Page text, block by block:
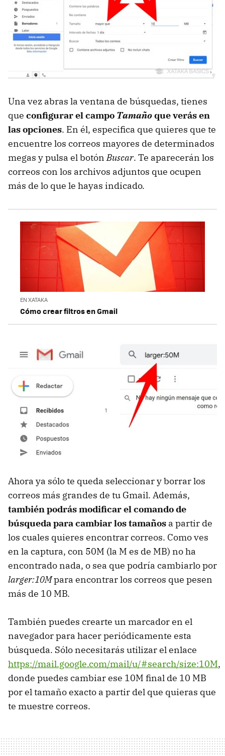
Una vez abras la ventana de búsquedas, tienes
que configurar el campo Tamañoque verás en
las opciones. En él, especifica que quieres que te
encuentre los correos mayores de determinados
megas y pulsa el botónBuscar. Te aparecerán los
correos con los archivos adjuntos que ocupen
más de lo que le hayas indicado.
EN XATAKA
Cómo crear filtros en Gmail
Ahora ya sólo te queda seleccionar y borrar los
correos más grandes de tu Gmail. Además,
también podrás modificar el comando de
búsqueda para cambiar los tamaños a partir de
los cuales quieres encontrar correos. Como ves
en la captura, con 50M (la M es de MB) no ha
encontrado nada, o sea que podría cambiarlo por
larger:10Mpara encontrar los correos que pesen
más de 10 MB.
También puedes crearte un marcador en el
navegador para hacer periódicamente esta
búsqueda. Sólo necesitarás utilizar el enlace
https://mail.google.com/mail/u/#search/size:10M,
donde puedes cambiar ese 10M final de 10 MB
por el tamaño exacto a partir del que quieras que
te muestre correos.